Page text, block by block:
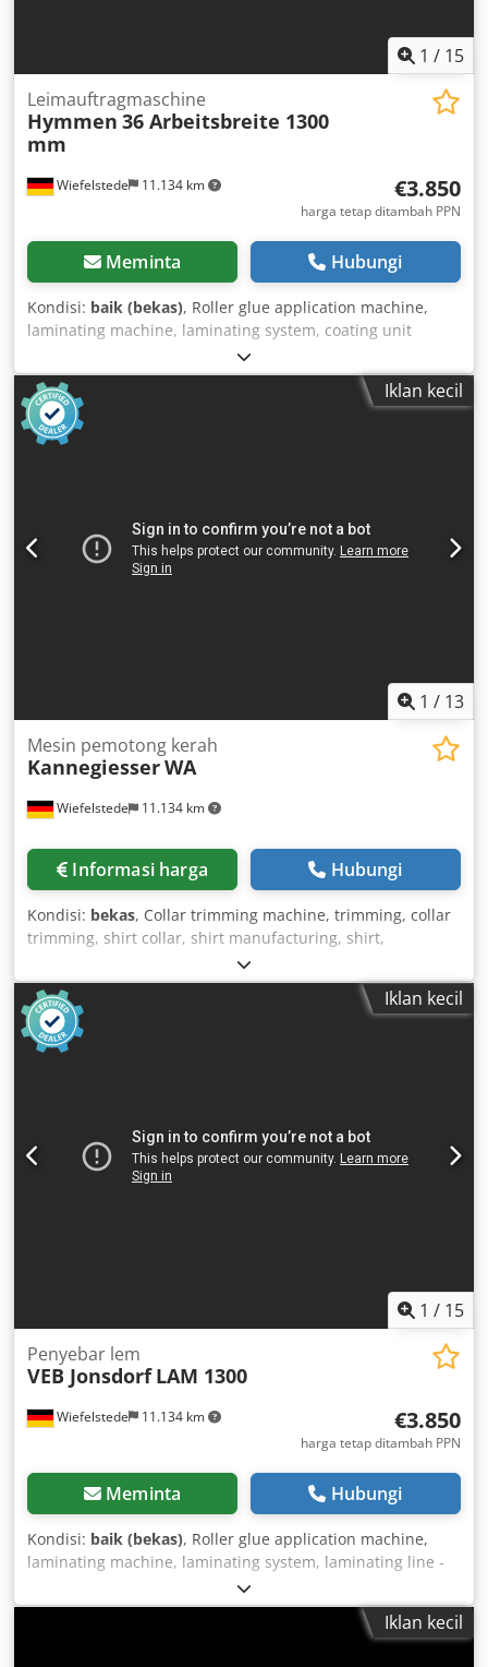
1 / 15
Wiefelstede 11.134 km
Leimauftragmaschine
Hymmen 36 Arbeitsbreite 1300
mm
€3.850
harga tetap ditambah PPN
Meminta Hubungi
Kondisi: baik (bekas), Roller glue application machine,
laminating machine, laminating system, coating unit
Chedpfx Aasirnwbshea -Manufacturer: Hymmen, glue
application/coating machine type 36 -Working width: 1300
mm -Roller diameter: Ø175 x 1300 mm / Ø235 x 1300 mm /
Ø85 x 1300 mm -Individual components: see photos -
Dimensions: 2230/1100/H1410 mm -Weight: 1260 kg
Iklan kecil
1 / 13
Wiefelstede 11.134 km
Mesin pemotong kerah
KannegiesserWA
Informasi harga Hubungi
Kondisi: bekas, Collar trimming machine, trimming, collar
trimming, shirt collar, shirt manufacturing, shirt,
pneumatic, textile production, textile machine, garment
manufacturing, apparel production -Kannegiesser System:
BRILKA -Kannegiesser: Collar cutting and turning. -
pneumatic: foot switch Cjdpfsf D Az Nox Aahoha -
Dimensions: 520/900/H1190 mm -Weight: 33 kg
Iklan kecil
1 / 15
Wiefelstede 11.134 km
Penyebar lem
VEB Jonsdorf LAM 1300
€3.850
harga tetap ditambah PPN
Meminta Hubungi
Kondisi: baik (bekas), Roller glue application machine,
laminating machine, laminating system, laminating line -
Manufacturer: VEB Jonsdorf Chsdpfx Ajranl Toahsa -Type:
LAM 1300 -Working width: 1300 mm -Number of rollers: 4
pcs -Roller diameter: Ø235 x 1310 mm / Ø170 x 1310 mm -
Iklan kecil